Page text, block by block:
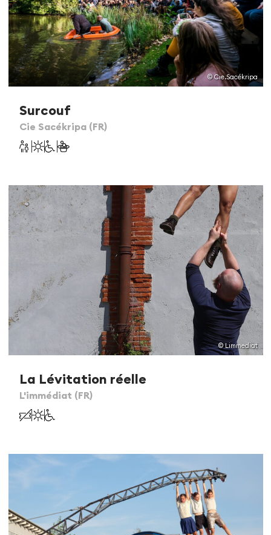
© Cie.Sacékripa
Surcouf
Cie Sacékripa (FR)
© Limmediat
La Lévitation réelle
L'immédiat (FR)